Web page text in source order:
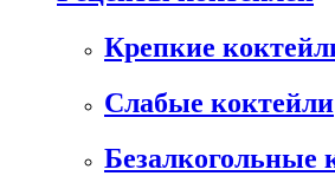
Крепкие
Слабые коктейли
Безалкогольные